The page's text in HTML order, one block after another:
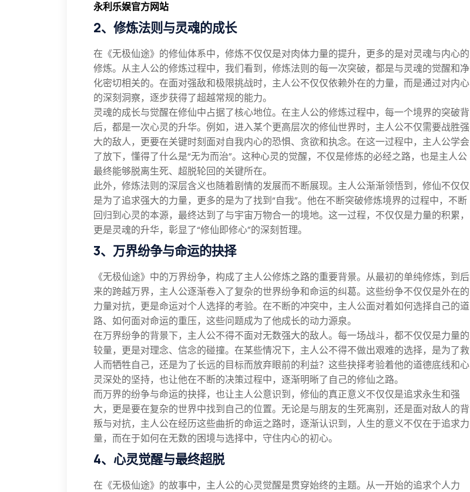
永利乐娱官方网站
2、修炼法则与灵魂的成长
在《无极仙途》的修仙体系中，修炼不仅仅是对肉体力量的提升，更多的是对灵魂与内心的
修炼。从主人公的修炼过程中，我们看到，修炼法则的每一次突破，都是与灵魂的觉醒和净
化密切相关的。在面对强敌和极限挑战时，主人公不仅仅依赖外在的力量，而是通过对内心
的深刻洞察，逐步获得了超越常规的能力。
灵魂的成长与觉醒在修仙中占据了核心地位。在主人公的修炼过程中，每一个境界的突破背
后，都是一次心灵的升华。例如，进入某个更高层次的修仙世界时，主人公不仅需要战胜强
大的敌人，更要在关键时刻面对自我内心的恐惧、贪欲和执念。在这一过程中，主人公学会
了放下，懂得了什么是“无为而治”。这种心灵的觉醒，不仅是修炼的必经之路，也是主人公
最终能够脱离生死、超脱轮回的关键所在。
此外，修炼法则的深层含义也随着剧情的发展而不断展现。主人公渐渐领悟到，修仙不仅仅
是为了追求强大的力量，更多的是为了找到“自我”。他在不断突破修炼境界的过程中，不断
回归到心灵的本源，最终达到了与宇宙万物合一的境地。这一过程，不仅仅是力量的积累，
更是灵魂的升华，彰显了“修仙即修心”的深刻哲理。
3、万界纷争与命运的抉择
《无极仙途》中的万界纷争，构成了主人公修炼之路的重要背景。从最初的单纯修炼，到后
来的跨越万界，主人公逐渐卷入了复杂的世界纷争和命运的纠葛。这些纷争不仅仅是外在的
力量对抗，更是命运对个人选择的考验。在不断的冲突中，主人公面对着如何选择自己的道
路、如何面对命运的重压，这些问题成为了他成长的动力源泉。
在万界纷争的背景下，主人公不得不面对无数强大的敌人。每一场战斗，都不仅仅是力量的
较量，更是对理念、信念的碰撞。在某些情况下，主人公不得不做出艰难的选择，是为了救
人而牺牲自己，还是为了长远的目标而放弃眼前的利益？这些抉择考验着他的道德底线和心
灵深处的坚持，也让他在不断的决策过程中，逐渐明晰了自己的修仙之路。
而万界的纷争与命运的抉择，也让主人公意识到，修仙的真正意义不仅仅是追求永生和强
大，更是要在复杂的世界中找到自己的位置。无论是与朋友的生死离别，还是面对敌人的背
叛与对抗，主人公在经历这些曲折的命运之路时，逐渐认识到，人生的意义不仅在于追求力
量，而在于如何在无数的困境与选择中，守住内心的初心。
4、心灵觉醒与最终超脱
在《无极仙途》的故事中，主人公的心灵觉醒是贯穿始终的主题。从一开始的追求个人力